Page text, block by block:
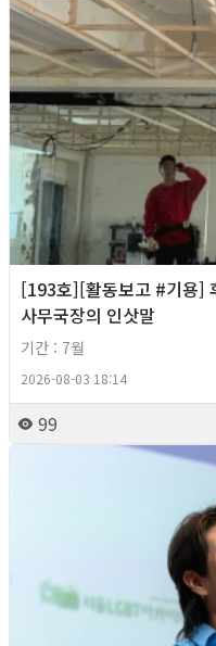
[193호][활동보고 #기용]
사무국장의 인삿말
기간 : 7월
2026-08-03 18:14
99